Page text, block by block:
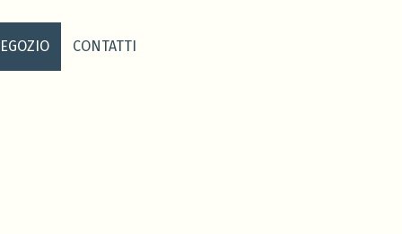
CONTATTI